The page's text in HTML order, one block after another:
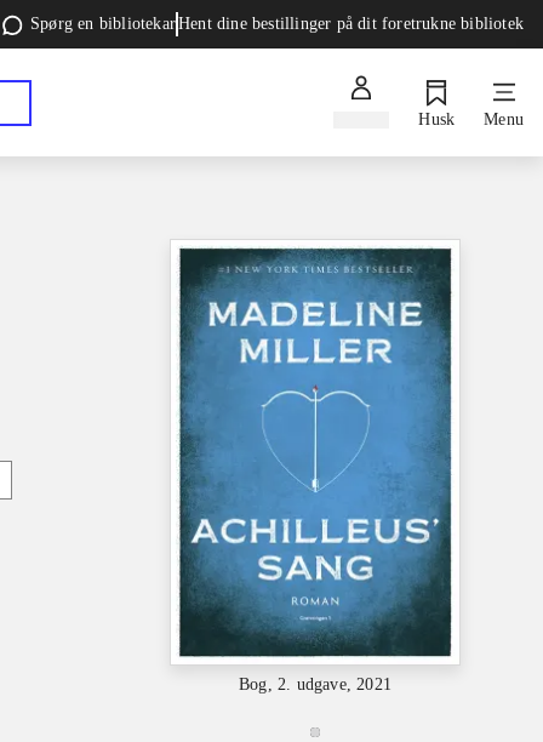
Spørg en bibliotekarHent dine bestillinger på dit foretrukne bibliotek
Husk Menu
Bog, 2. udgave, 2021